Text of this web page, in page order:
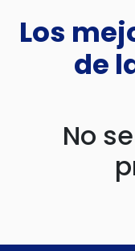
Los
de
No